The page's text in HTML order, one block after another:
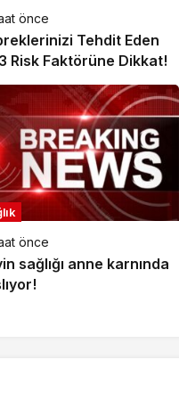
önce
Tehdit Eden
Risk Faktörüne Dikkat!
önce
sağlığı anne karnında